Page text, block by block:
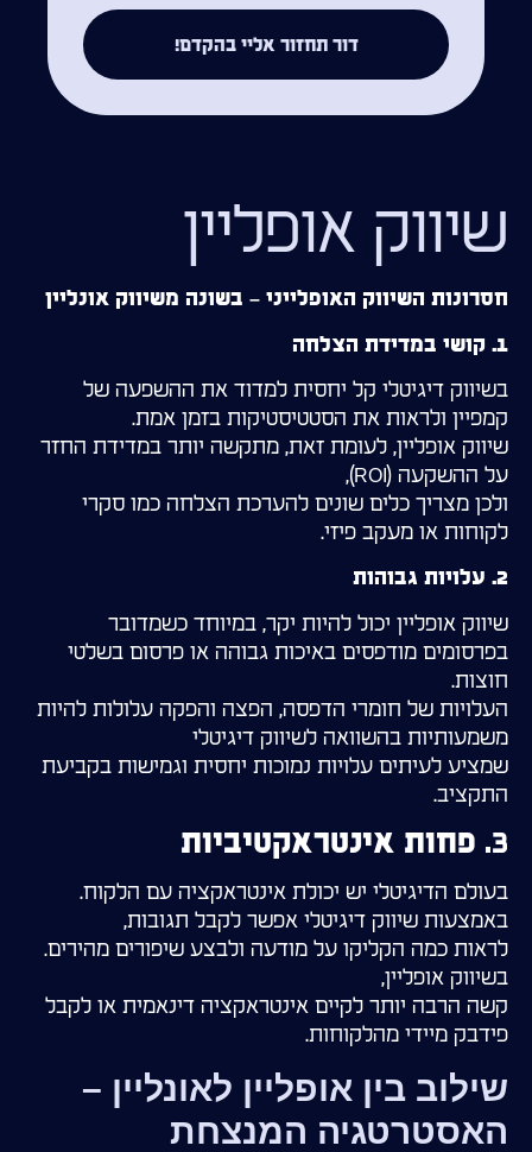
דור תחזור אליי בהקדם!
שיווק אופליין
חסרונות השיווק האופלייני – בשונה משיווק אונליין
1. קושי במדידת הצלחה
בשיווק דיגיטלי קל יחסית למדוד את ההשפעה של
קמפיין ולראות את הסטטיסטיקות בזמן אמת.
שיווק אופליין, לעומת זאת, מתקשה יותר במדידת החזר
על ההשקעה (ROI),
ולכן מצריך כלים שונים להערכת הצלחה כמו סקרי
לקוחות או מעקב פיזי.
2. עלויות גבוהות
שיווק אופליין יכול להיות יקר, במיוחד כשמדובר
בפרסומים מודפסים באיכות גבוהה או פרסום בשלטי
חוצות.
העלויות של חומרי הדפסה, הפצה והפקה עלולות להיות
משמעותיות בהשוואה לשיווק דיגיטלי
שמציע לעיתים עלויות נמוכות יחסית וגמישות בקביעת
התקציב.
3. פחות אינטראקטיביות
בעולם הדיגיטלי יש יכולת אינטראקציה עם הלקוח.
באמצעות שיווק דיגיטלי אפשר לקבל תגובות,
לראות כמה הקליקו על מודעה ולבצע שיפורים מהירים.
בשיווק אופליין,
קשה הרבה יותר לקיים אינטראקציה דינאמית או לקבל
פידבק מיידי מהלקוחות.
שילוב בין אופליין לאונליין –
האסטרטגיה המנצחת